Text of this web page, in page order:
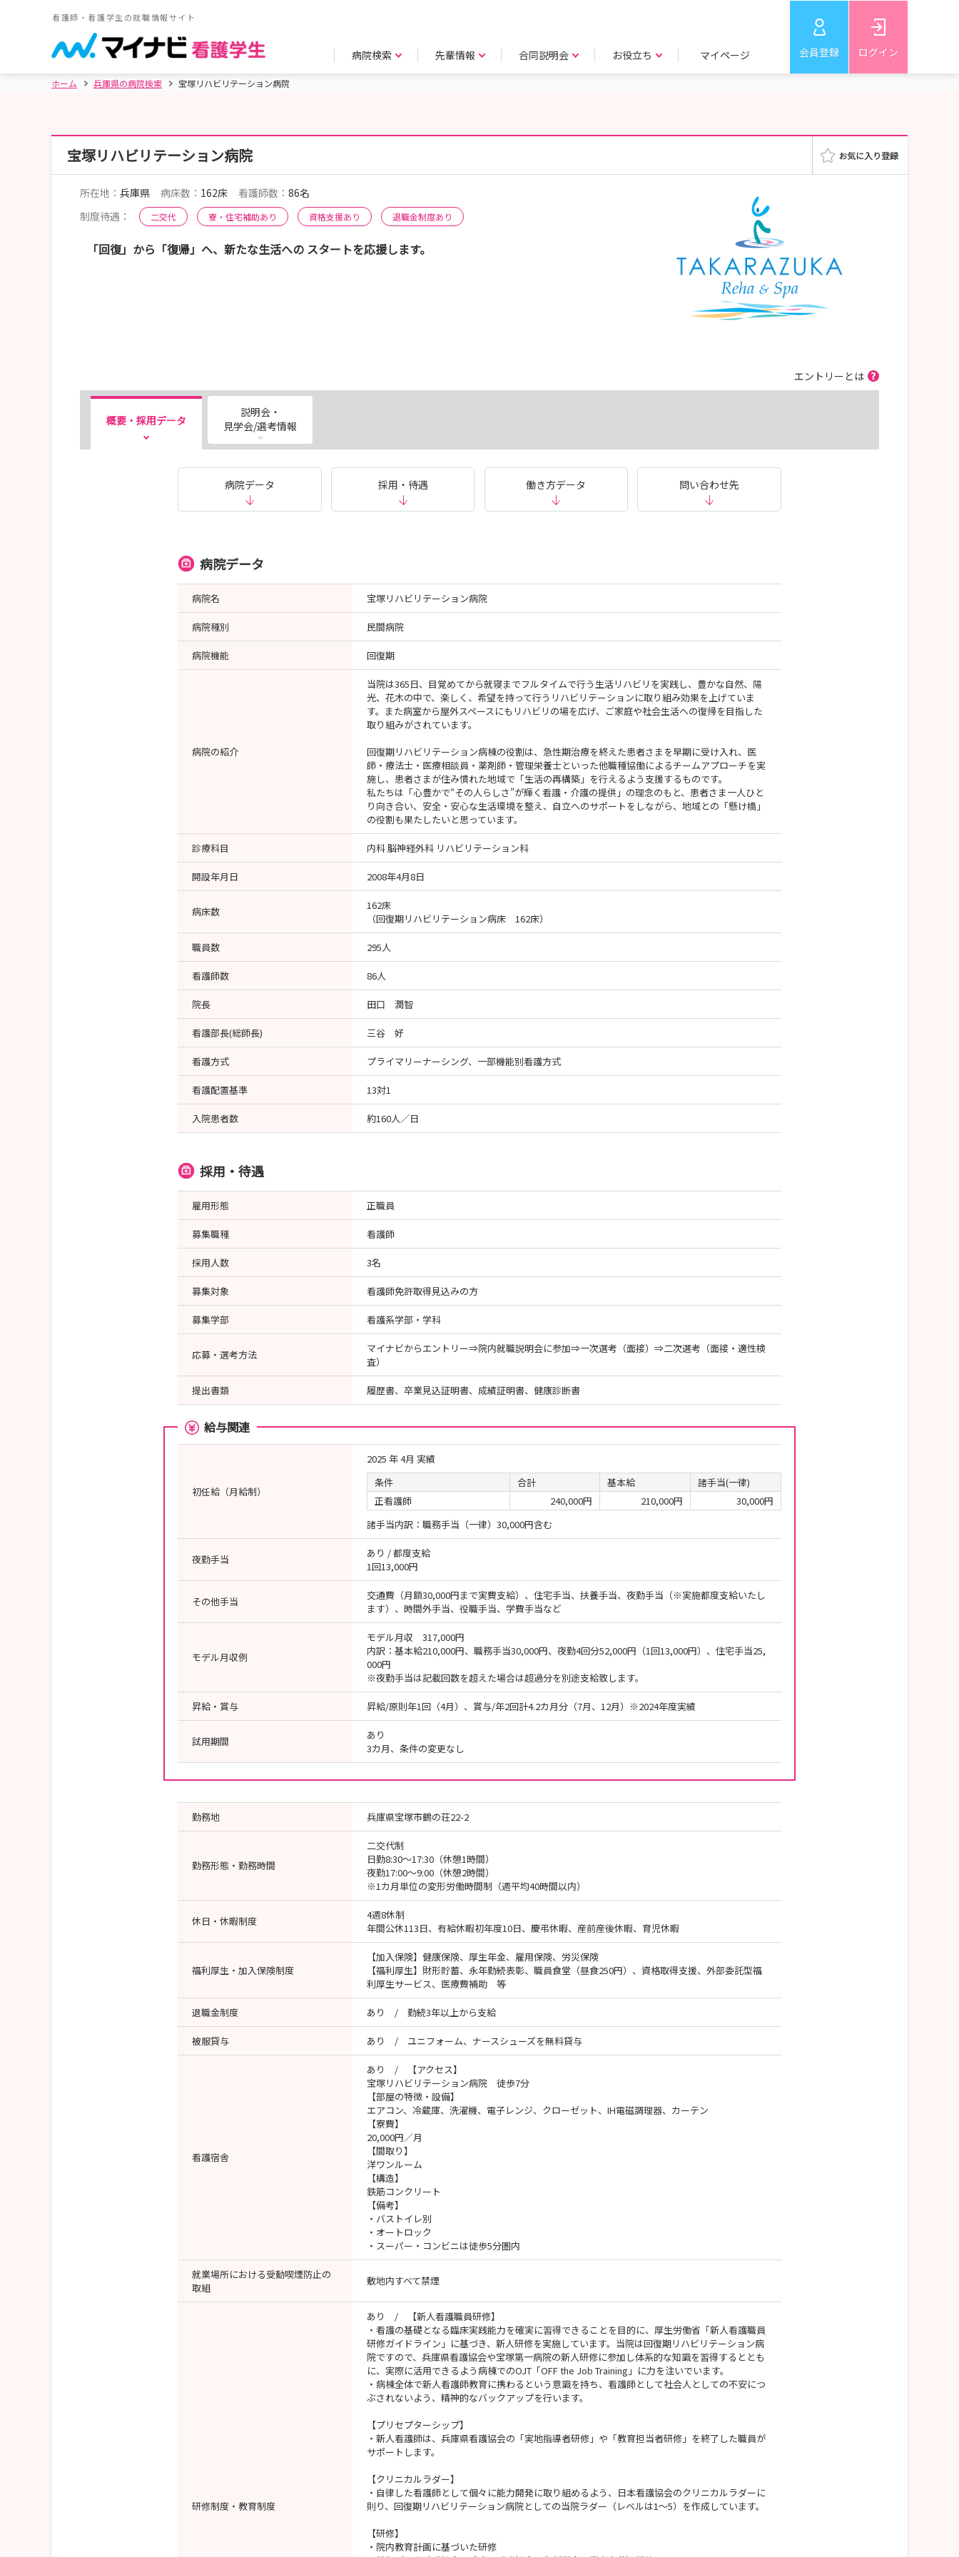
看護師・看護学生の就職情報サイト
病院検索 先輩情報 合同説明会 お役立ち マイページ 会員登録 ログイン
ホーム 兵庫県の病院検索 宝塚リハビリテーション病院
宝塚リハビリテーション病院
所在地： 兵庫県 病床数： 162床 看護師数： 86名
制度待遇：
二交代 寮・住宅補助あり 資格支援あり 退職金制度あり
「回復」から「復帰」へ、新たな生活への スタートを応援します。
エントリーとは
概要・採用データ
説明会・
見学会/選考情報
病院データ 採用・待遇 働き方データ 問い合わせ先
病院データ
病院名 宝塚リハビリテーション病院
病院種別 民間病院
病院機能 回復期
病院の紹介
当院は365日、目覚めてから就寝までフルタイムで行う生活リハビリを実践し、豊かな自然、陽
光、花木の中で、楽しく、希望を持って行うリハビリテーションに取り組み効果を上げていま
す。また病室から屋外スペースにもリハビリの場を広げ、ご家庭や社会生活への復帰を目指した
取り組みがされています。
回復期リハビリテーション病棟の役割は、急性期治療を終えた患者さまを早期に受け入れ、医
師・療法士・医療相談員・薬剤師・管理栄養士といった他職種協働によるチームアプローチを実
施し、患者さまが住み慣れた地域で「生活の再構築」を行えるよう支援するものです。
私たちは「心豊かで“その人らしさ”が輝く看護・介護の提供」の理念のもと、患者さま一人ひと
り向き合い、安全・安心な生活環境を整え、自立へのサポートをしながら、地域との「懸け橋」
の役割も果たしたいと思っています。
診療科目 内科 脳神経外科 リハビリテーション科
開設年月日 2008年4月8日
病床数
162床
（回復期リハビリテーション病床 162床）
職員数 295人
看護師数 86人
院長 田口 潤智
看護部長(総師長) 三谷 好
看護方式 プライマリーナーシング、一部機能別看護方式
看護配置基準 13対1
入院患者数 約160人／日
採用・待遇
雇用形態 正職員
募集職種 看護師
採用人数 3名
募集対象 看護師免許取得見込みの方
募集学部 看護系学部・学科
応募・選考方法
マイナビからエントリー⇒院内就職説明会に参加⇒一次選考（面接）⇒二次選考（面接・適性検
査）
提出書類 履歴書、卒業見込証明書、成績証明書、健康診断書
給与関連
初任給（月給制）
2025 年 4月 実績
条件
合計 基本給
諸手当(一律)
正看護師
240,000円 210,000円
30,000円
諸手当内訳：職務手当（一律）30,000円含む
夜勤手当
あり / 都度支給
1回13,000円
その他手当
交通費（月額30,000円まで実費支給）、住宅手当、扶養手当、夜勤手当（※実施都度支給いたし
ます）、時間外手当、役職手当、学費手当など
モデル月収例
モデル月収 317,000円
内訳：基本給210,000円、職務手当30,000円、夜勤4回分52,000円（1回13,000円）、住宅手当25,
000円
※夜勤手当は記載回数を超えた場合は超過分を別途支給致します。
昇給・賞与 昇給/原則年1回（4月）、賞与/年2回計4.2カ月分（7月、12月）※2024年度実績
試用期間
あり
3カ月、条件の変更なし
勤務地 兵庫県宝塚市鶴の荘22-2
勤務形態・勤務時間
二交代制
日勤8:30～17:30（休憩1時間）
夜勤17:00～9:00（休憩2時間）
※1カ月単位の変形労働時間制（週平均40時間以内）
休日・休暇制度
4週8休制
年間公休113日、有給休暇初年度10日、慶弔休暇、産前産後休暇、育児休暇
福利厚生・加入保険制度
【加入保険】健康保険、厚生年金、雇用保険、労災保険
【福利厚生】財形貯蓄、永年勤続表彰、職員食堂（昼食250円）、資格取得支援、外部委託型福
利厚生サービス、医療費補助 等
退職金制度 あり / 勤続3年以上から支給
被服貸与 あり / ユニフォーム、ナースシューズを無料貸与
看護宿舎
あり / 【アクセス】
宝塚リハビリテーション病院 徒歩7分
【部屋の特徴・設備】
エアコン、冷蔵庫、洗濯機、電子レンジ、クローゼット、IH電磁調理器、カーテン
【寮費】
20,000円／月
【間取り】
洋ワンルーム
【構造】
鉄筋コンクリート
【備考】
・バストイレ別
・オートロック
・スーパー・コンビニは徒歩5分圏内
就業場所における受動喫煙防止の
取組
敷地内すべて禁煙
研修制度・教育制度
あり / 【新人看護職員研修】
・看護の基礎となる臨床実践能力を確実に習得できることを目的に、厚生労働省「新人看護職員
研修ガイドライン」に基づき、新人研修を実施しています。当院は回復期リハビリテーション病
院ですので、兵庫県看護協会や宝塚第一病院の新人研修に参加し体系的な知識を習得するととも
に、実際に活用できるよう病棟でのOJT「OFF the Job Training」に力を注いでいます。
・病棟全体で新人看護師教育に携わるという意識を持ち、看護師として社会人としての不安につ
ぶされないよう、精神的なバックアップを行います。
【プリセプターシップ】
・新人看護師は、兵庫県看護協会の「実地指導者研修」や「教育担当者研修」を終了した職員が
サポートします。
【クリニカルラダー】
・自律した看護師として個々に能力開発に取り組めるよう、日本看護協会のクリニカルラダーに
則り、回復期リハビリテーション病院としての当院ラダー（レベルは1～5）を作成しています。
【研修】
・院内教育計画に基づいた研修